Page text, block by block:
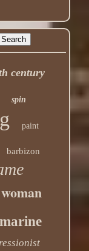
century
spin
paint
barbizon
woman
marine